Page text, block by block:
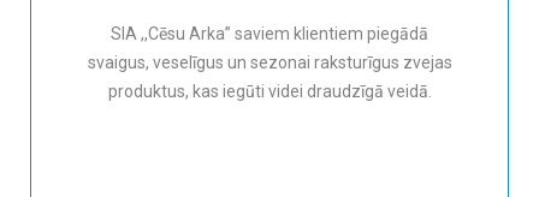
SIA ,,Cēsu Arka” saviem klientiem piegādā
svaigus, veselīgus un sezonai raksturīgus zvejas
produktus, kas iegūti videi draudzīgā veidā.